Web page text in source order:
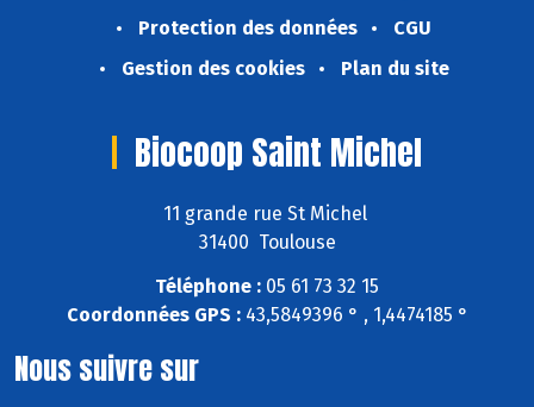
Protection des données
CGU
Gestion des cookies
Plan du site
Biocoop Saint Michel
11 grande rue St Michel
31400 Toulouse
Téléphone : 05 61 73 32 15
Coordonnées GPS :43,5849396 ° , 1,4474185 °
Nous suivre sur